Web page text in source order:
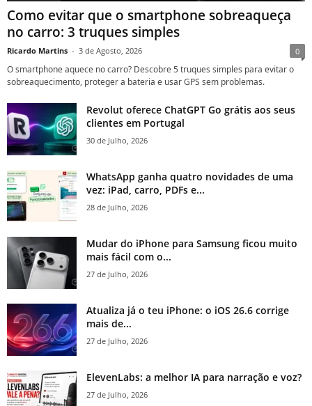
Como evitar que o smartphone sobreaqueça
no carro: 3 truques simples
Ricardo Martins - 3 de Agosto, 2026 0
O smartphone aquece no carro? Descobre 5 truques simples para evitar o
sobreaquecimento, proteger a bateria e usar GPS sem problemas.
Revolut oferece ChatGPT Go grátis aos seus
clientes em Portugal
30 de Julho, 2026
WhatsApp ganha quatro novidades de uma
vez: iPad, carro, PDFs e...
28 de Julho, 2026
Mudar do iPhone para Samsung ficou muito
mais fácil com o...
27 de Julho, 2026
Atualiza já o teu iPhone: o iOS 26.6 corrige
mais de...
27 de Julho, 2026
ElevenLabs: a melhor IA para narração e voz?
27 de Julho, 2026